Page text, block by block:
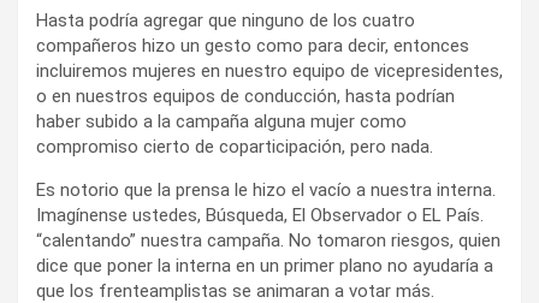
Hasta podría agregar que ninguno de los cuatro
compañeros hizo un gesto como para decir, entonces
incluiremos mujeres en nuestro equipo de vicepresidentes,
o en nuestros equipos de conducción, hasta podrían
haber subido a la campaña alguna mujer como
compromiso cierto de coparticipación, pero nada.
Es notorio que la prensa le hizo el vacío a nuestra interna.
Imagínense ustedes, Búsqueda, El Observador o EL País.
“calentando” nuestra campaña. No tomaron riesgos, quien
dice que poner la interna en un primer plano no ayudaría a
que los frenteamplistas se animaran a votar más.